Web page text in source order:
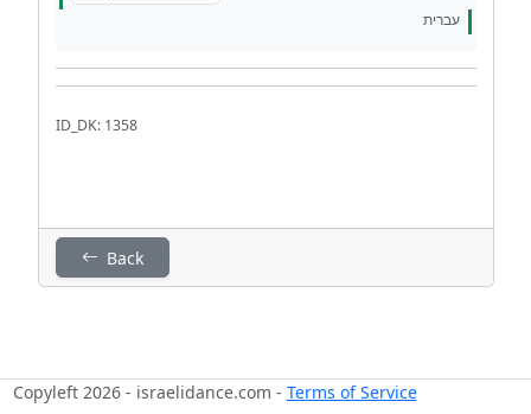
עברית
ID_DK: 1358
Back
Copyleft 2026 - israelidance.com - Terms of Service